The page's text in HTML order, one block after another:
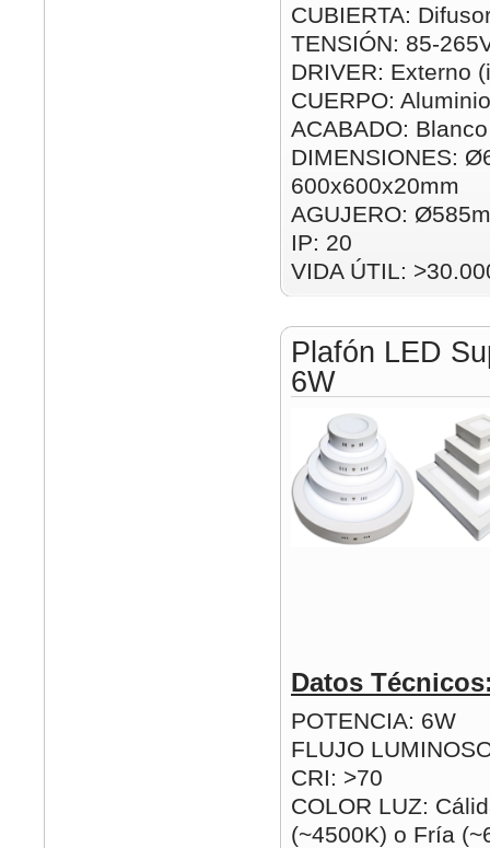
CUBIERTA:
TENSIÓN: 85-
DRIVER: Externo
CUERPO: Aluminio
ACABADO: Blanco
DIMENSIONES:
600x600x20mm
AGUJERO:
IP: 20
VIDA ÚTIL:
Plafón LED
6W
Datos
POTENCIA: 6W
FLUJO
CRI: >70
COLOR LUZ:
(~4500K) o Fría